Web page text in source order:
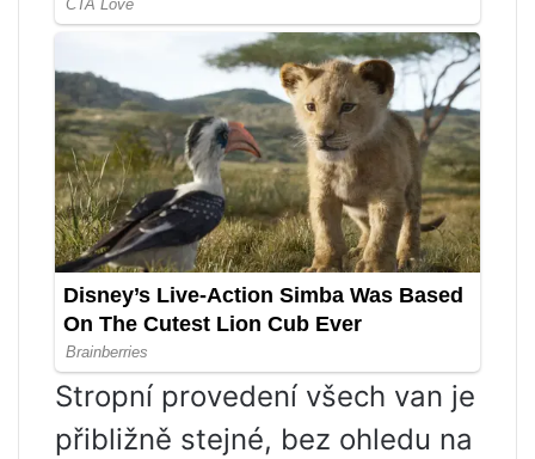
Stropní provedení všech van je
přibližně stejné, bez ohledu na